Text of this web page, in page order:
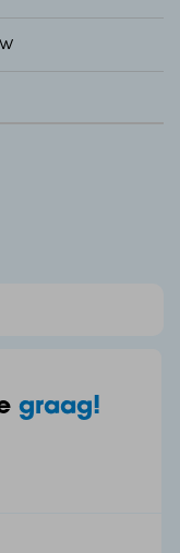
tot het riante
graag!